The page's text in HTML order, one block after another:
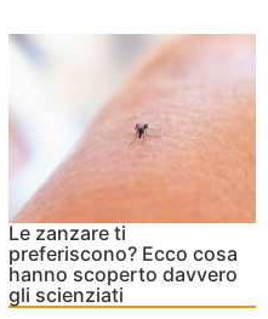
Le zanzare ti
preferiscono? Ecco cosa
hanno scoperto davvero
gli scienziati